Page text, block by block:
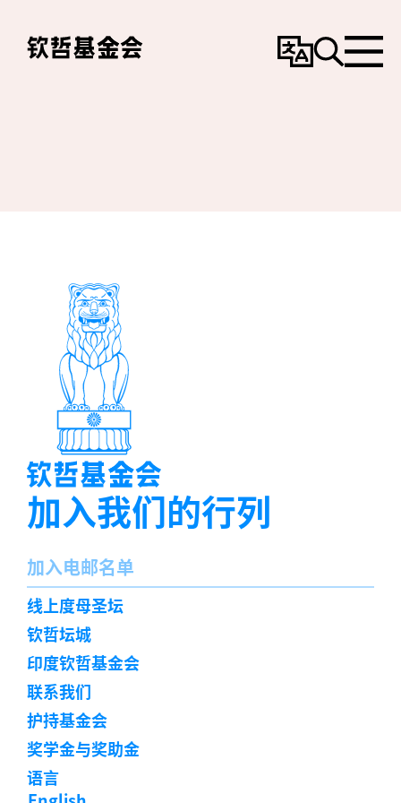
变
搜
选
加入我们的行列
名
字
加入电邮名单
订
阅
线上度母圣坛
钦哲坛城
印度钦哲基金会
联系我们
护持基金会
奖学金与奖助金
语言